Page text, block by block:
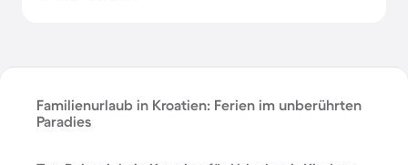
Familienurlaub in Kroatien: Ferien im unberührten
Paradies